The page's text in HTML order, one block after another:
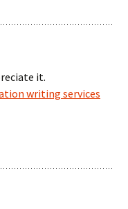
it.
writing services